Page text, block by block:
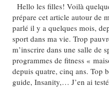
Hello les filles! Voilà
prépare cet article autour de
parlé il y a quelques mois,
sport dans ma vie. Trop
m’inscrire dans une salle de
programmes de fitness «
depuis quatre, cinq ans. Top
guide, Insanity,… J’en ai